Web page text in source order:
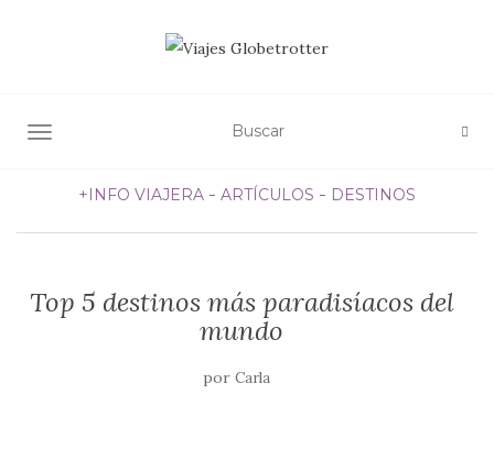
ALTERNAR NAVEGACIÓN
+INFO VIAJERA ARTÍCULOS DESTINOS
Top 5 destinos más paradisíacos del
mundo
por Carla